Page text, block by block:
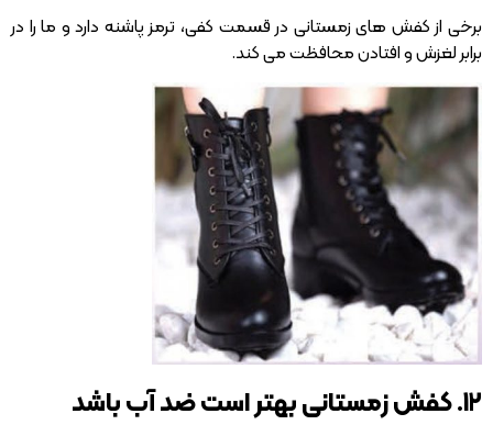
برخی از کفش های زمستانی در قسمت کفی، ترمز پاشنه دارد و ما را در
برابر لغزش و افتادن محافظت می کند.
۱۲. کفش زمستانی بهتر است ضد آب باشد